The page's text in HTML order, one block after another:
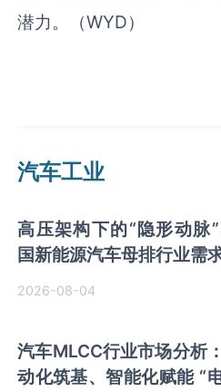
潜力。（WYD）
汽车工业
高压架构下的“隐形动脉
国新能源汽车母排行业需
2026-08-04
汽车MLCC行业市场分析
动化筑基、智能化赋能 “